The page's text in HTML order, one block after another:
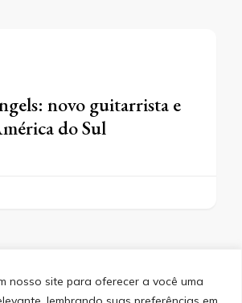
nosso site para oferecer a você uma
novo guitarrista e
do Sul